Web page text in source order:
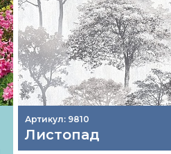
Артикул: 9810
Листопад